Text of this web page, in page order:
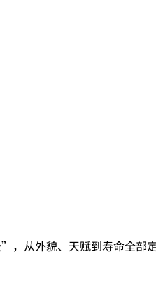
从外貌、天赋到寿命全部